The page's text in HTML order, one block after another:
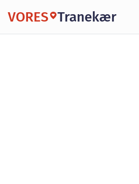
VORES Tranekær